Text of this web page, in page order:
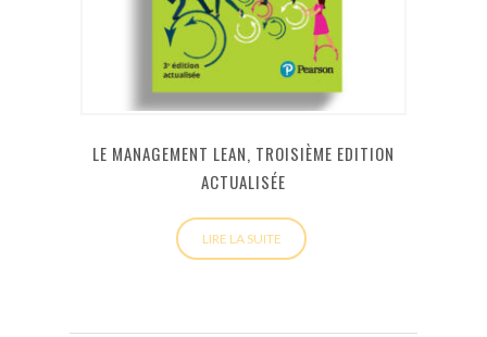
LE MANAGEMENT LEAN, TROISIÈME EDITION
ACTUALISÉE
LIRE LA SUITE